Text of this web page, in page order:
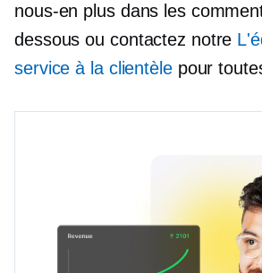
nous-en plus dans les
dessous ou contactez notre
service à la clientèlepour